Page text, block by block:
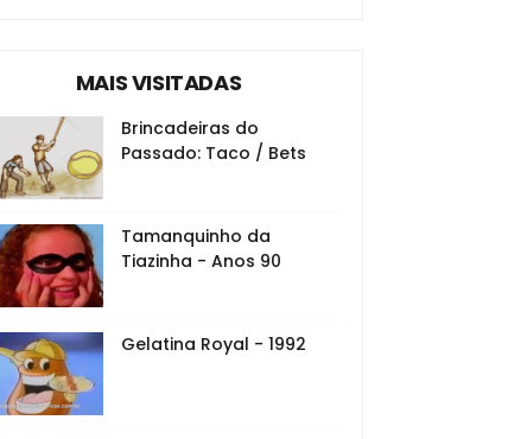
MAIS VISITADAS
Brincadeiras do
Passado: Taco / Bets
Tamanquinho da
Tiazinha - Anos 90
Gelatina Royal - 1992